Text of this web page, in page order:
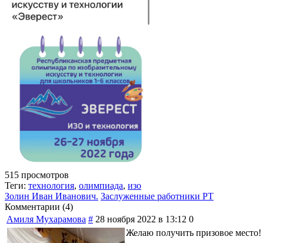
515 просмотров
Теги: технология, олимпиада, изо
Золин Иван Иванович. Заслуженные работники РТ
Комментарии (4)
Амиля Мухарамова # 28 ноября 2022 в 13:12 0
Желаю получить призовое место!